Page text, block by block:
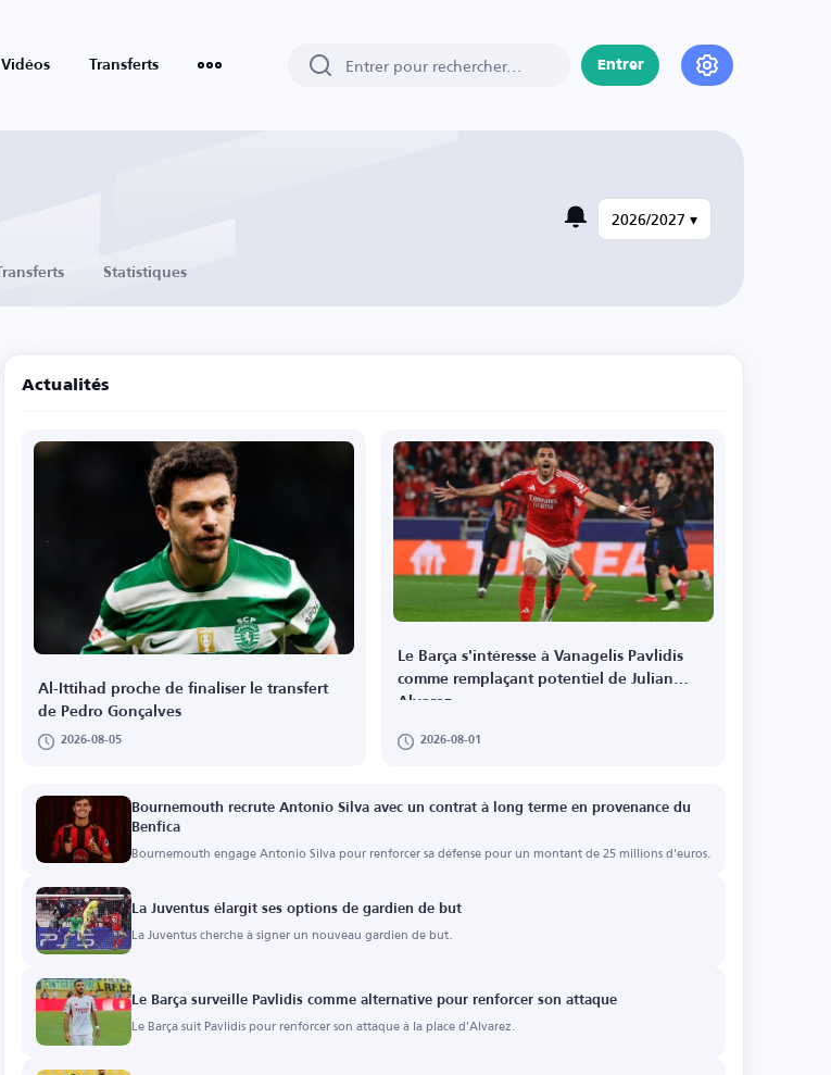
Vidéos Transferts Entrer
Transferts Statistiques
2026/2027 ▾
Actualités
Al-Ittihad proche de finaliser le transfert
de Pedro Gonçalves
2026-08-05
Le Barça s'intéresse à Vanagelis Pavlidis
comme remplaçant potentiel de Julian
Alvarez
2026-08-01
Bournemouth recrute Antonio Silva avec un contrat à long terme en provenance du
Benfica
Bournemouth engage Antonio Silva pour renforcer sa défense pour un montant de 25 millions d'euros.
La Juventus élargit ses options de gardien de but
La Juventus cherche à signer un nouveau gardien de but.
Le Barça surveille Pavlidis comme alternative pour renforcer son attaque
Le Barça suit Pavlidis pour renforcer son attaque à la place d'Alvarez.